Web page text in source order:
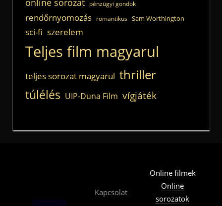
pénzügyi gondok
rendőrnyomozás romantikus Sam Worthington
sci-fi szerelem
Teljes film magyarul
teljes sorozat magyarul thriller
túlélés UIP-Duna Film vígjáték
Kapcsolat
Online filmek
Online
sorozatok